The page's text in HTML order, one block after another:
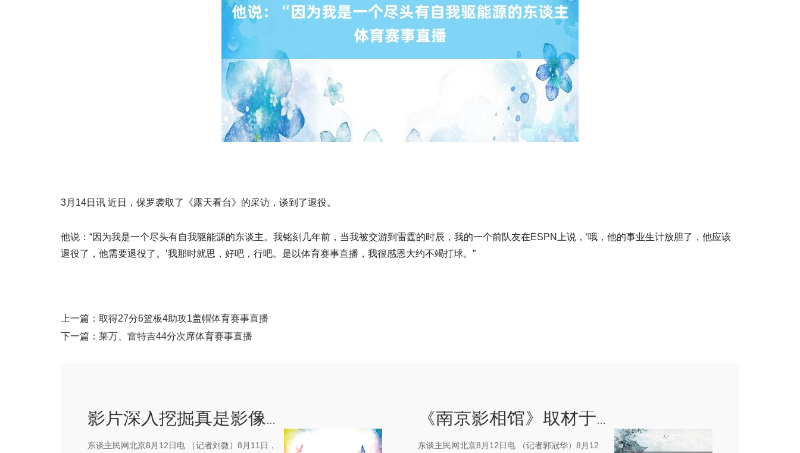
3月14日讯 近日，保罗袭取了《露天看台》的采访，谈到了退役。
他说：“因为我是一个尽头有自我驱能源的东谈主。我铭刻几年前，当我被交游到雷霆的时辰，我的一个前队友在ESPN上说，‘哦，他的事业生计放胆了，他应该
退役了，他需要退役了。’我那时就思，好吧，行吧。是以体育赛事直播，我很感恩大约不竭打球。”
上一篇： 取得27分6篮板4助攻1盖帽体育赛事直播
下一篇： 莱万、雷特吉44分次席体育赛事直播
影片深入挖掘真是影像与史料体育赛事直播
东谈主民网北京8月12日电 （记者刘微）8月11日，
《南京影相馆》取材于南京大屠杀工夫日军真实罪证影像体育赛事直播
东谈主民网北京8月12日电 （记者郭冠华）8月12